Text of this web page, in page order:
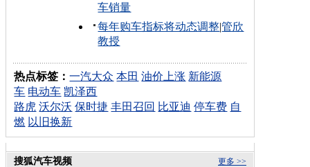
车销量
每年购车指标将动态调整|管欣
教授
热点标签：一汽大众 本田 油价上涨 新能源
车 电动车 凯泽西
路虎 沃尔沃 保时捷 丰田召回 比亚迪 停车费 自
燃 以旧换新
更多 >>
搜狐汽车视频